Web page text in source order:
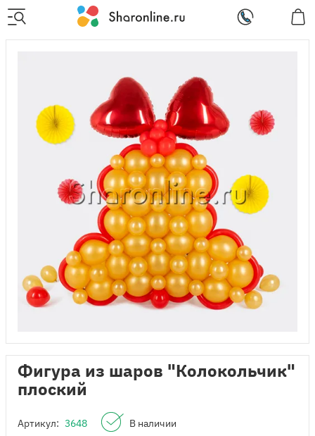
Фигура из шаров "Колокольчик"
плоский
Артикул: 3648 В наличии